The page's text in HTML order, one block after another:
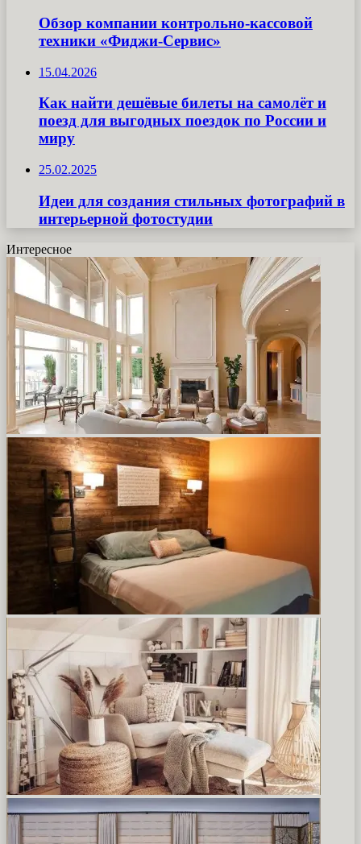
Обзор компании контрольно-кассовой
техники «Фиджи-Сервис»
15.04.2026
Как найти дешёвые билеты на самолёт и
поезд для выгодных поездок по России и
миру
25.02.2025
Идеи для создания стильных фотографий в
интерьерной фотостудии
Интересное